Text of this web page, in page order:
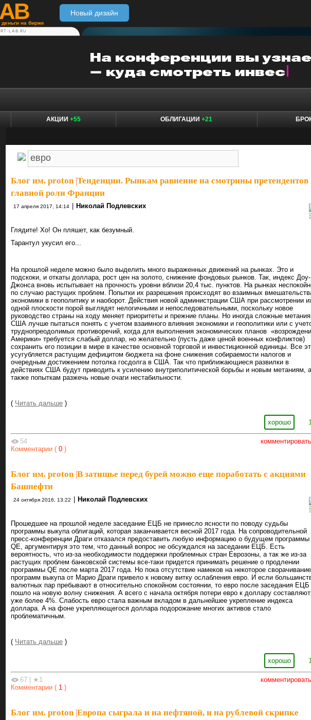
на бирже
Новый дизайн
LAB.RU
АКЦИИ +55 ОБЛИГАЦИИ +21
Блог им. proton| Тенденции. Рынкам равнение на смотрины претендентов
главной роли Франции
17 апреля 2017, 14:14 Николай Подлевских
Глядите! Хо! Он пляшет, как безумный.
Тарантул укусил его...
На прошлой неделе можно было выделить много выраженных движений на рынках. Это и
подскоки, и откаты доллара, рост цен на золото, снижение фондовых рынков. Так, индекс Доу-
Джонса вновь испытывает на прочность уровни вблизи 20,4 тыс. пунктов. На рынках
по случаю растущих проблем. Попытки их разрешения происходят во взаимных
экономики в геополитику и наоборот. Действия новой администрации США при рассмотрении
одной плоскости порой выглядят нелогичными и непоследовательными, поскольку новое
руководство страны на ходу меняет приоритеты и прежние планы. Но иногда сложные метания
США лучше пытаться понять с учетом взаимного влияния экономики и геополитики или с
труднопреодолимых противоречий, когда для выполнения экономических планов
Америки» требуется слабый доллар, но желательно (пусть даже ценой военных конфликтов)
сохранить его позиции в мире в качестве основной торговой и инвестиционной единицы. Все
усугубляется растущим дефицитом бюджета на фоне снижения собираемости налогов и
очередным достижением потолка госдолга в США. Так что приближающиеся развилки в
действиях США будут приводить к усилению внутриполитической борьбы и новым метаниям, а
также попыткам разжечь новые очаги нестабильности.
( Читать дальше )
хорошо
комментировать
54
Комментарии ( 0 )
Блог им. proton| В затишье перед бурей можно еще поработать с акциями
Башнефти
24 октября 2016, 13:22 Николай Подлевских
Прошедшее на прошлой неделе заседание ЕЦБ не принесло ясности по поводу судьбы
программы выкупа облигаций, которая заканчивается весной 2017 года. На сопроводительной
пресс-конференции Драги отказался предоставить любую информацию о будущем программы
QE, аргументируя это тем, что данный вопрос не обсуждался на заседании ЕЦБ. Есть
вероятность, что из-за необходимости поддержки проблемных стран Еврозоны, а так же из-за
растущих проблем банковской системы все-таки придется принимать решение о продлении
программы QE после марта 2017 года. Но пока отсутствие намеков на некоторое сворачивание
программ выкупа от Марио Драги привело к новому витку ослабления евро. И если
валютных пар пребывают в относительно спокойном состоянии, то евро после заседания ЕЦБ
пошло на новую волну снижения. А всего с начала октября потери евро к доллару составляют
уже более 4%. Слабость евро стала важным вкладом в дальнейшее укрепление индекса
доллара. А на фоне укрепляющегося доллара подорожание многих активов стало
проблематичным.
( Читать дальше )
хорошо
комментировать
67
★1
Комментарии ( 1 )
Блог им. proton| Европа сыграла и на нефтяной, и на рублевой скрипке